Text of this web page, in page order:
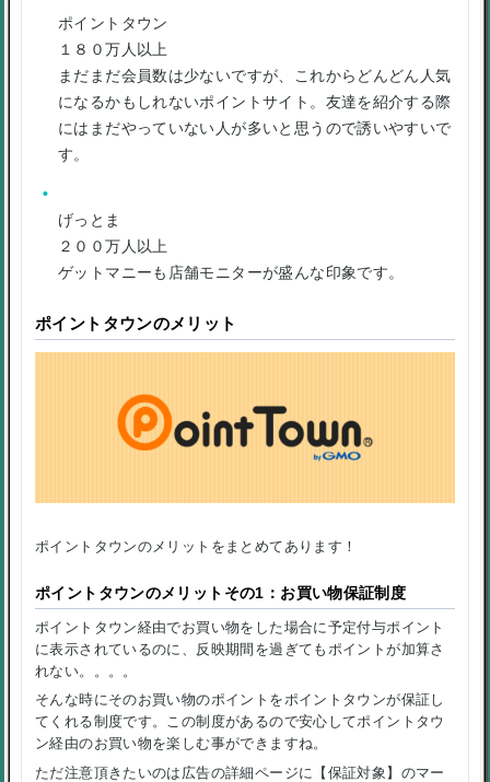
ポイントタウン
１８０万人以上
まだまだ会員数は少ないですが、これからどんどん人気
になるかもしれないポイントサイト。友達を紹介する際
にはまだやっていない人が多いと思うので誘いやすいで
す。
げっとま
２００万人以上
ゲットマニーも店舗モニターが盛んな印象です。
ポイントタウンのメリット
ポイントタウンのメリットをまとめてあります！
ポイントタウンのメリットその1：お買い物保証制度
ポイントタウン経由でお買い物をした場合に予定付与ポイント
に表示されているのに、反映期間を過ぎてもポイントが加算さ
れない。。。。
そんな時にそのお買い物のポイントをポイントタウンが保証し
てくれる制度です。この制度があるので安心してポイントタウ
ン経由のお買い物を楽しむ事ができますね。
ただ注意頂きたいのは広告の詳細ページに【保証対象】のマー